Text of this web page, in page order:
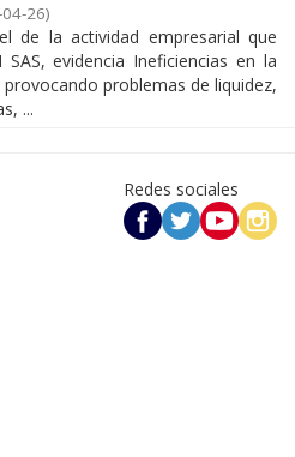
26)
de la actividad empresarial que
evidencia Ineficiencias en la
problemas de liquidez,
...
Redes sociales